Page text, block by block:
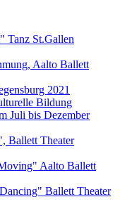
Tanz St.Gallen
Aalto Ballett
2021
Bildung
Juli bis Dezember
Ballett Theater
Aalto Ballett
Ballett Theater